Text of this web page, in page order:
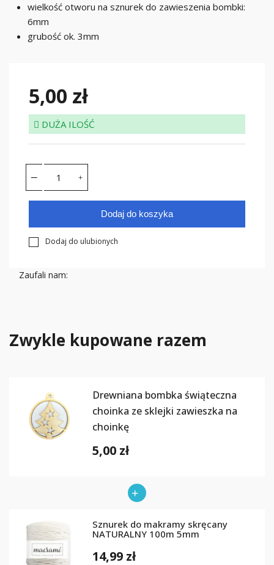
wielkość otworu na sznurek do zawieszenia bombki:
6mm
grubość ok. 3mm
5,00 zł
DUŻA ILOŚĆ
Dodaj do koszyka
Dodaj do ulubionych
Zaufali nam:
Zwykle kupowane razem
Drewniana bombka świąteczna
choinka ze sklejki zawieszka na
choinkę
5,00 zł
Sznurek do makramy skręcany
NATURALNY 100m 5mm
14,99 zł